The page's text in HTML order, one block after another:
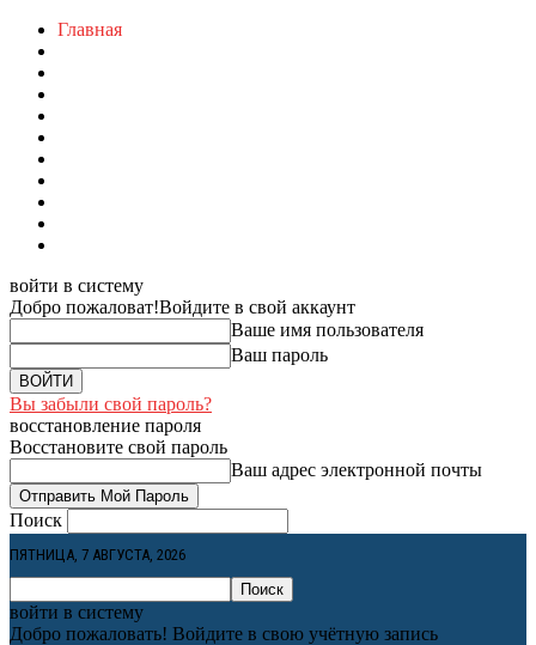
Главная
войти в систему
Добро пожаловат!Войдите в свой аккаунт
Ваше имя пользователя
Ваш пароль
Вы забыли свой пароль?
восстановление пароля
Восстановите свой пароль
Ваш адрес электронной почты
Поиск
ПЯТНИЦА, 7 АВГУСТА, 2026
войти в систему
Добро пожаловать! Войдите в свою учётную запись